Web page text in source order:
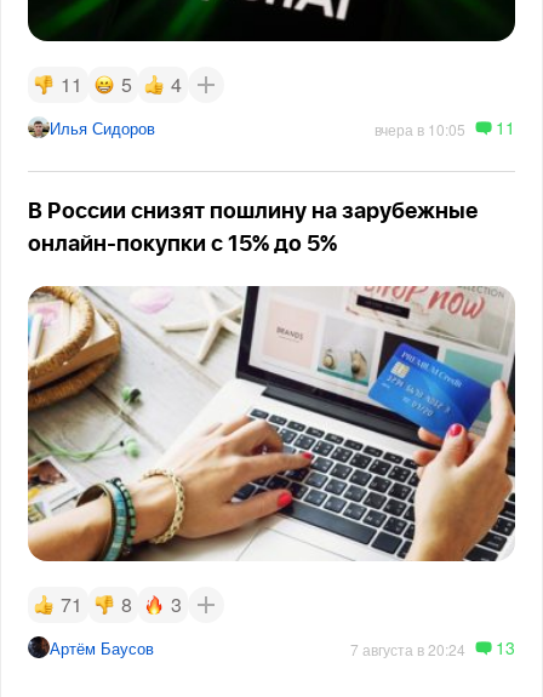
11 5 4
Илья Сидоров вчера в 10:05 11
В России снизят пошлину на зарубежные
онлайн-покупки с 15% до 5%
71 8 3
Артём Баусов 7 августа в 20:24 13